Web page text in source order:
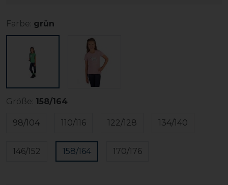
Farbe: grün
Größe: 158/164
98/104 110/116 122/128 134/140
146/152 158/164 170/176